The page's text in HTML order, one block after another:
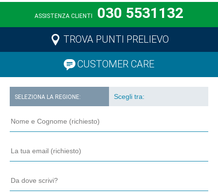
ASSISTENZA CLIENTI 030 5531132
TROVA PUNTI PRELIEVO
CUSTOMER CARE
SELEZIONA LA REGIONE: